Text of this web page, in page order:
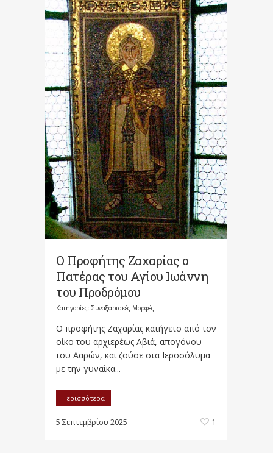
Ο Προφήτης Ζαχαρίας ο
Πατέρας του Αγίου Ιωάννη
του Προδρόμου
Κατηγορίες: Συναξαριακές Μορφές
Ο προφήτης Ζαχαρίας κατήγετο από τον
οίκο του αρχιερέως Αβιά, απογόνου
του Ααρών, και ζούσε στα Ιεροσόλυμα
με την γυναίκα...
Περισσότερα
5 Σεπτεμβρίου 2025 1